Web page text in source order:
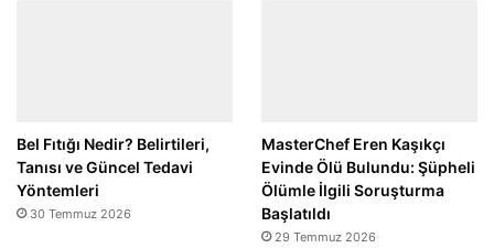
Bel Fıtığı Nedir? Belirtileri,
Tanısı ve Güncel Tedavi
Yöntemleri
30 Temmuz 2026
MasterChef Eren Kaşıkçı
Evinde Ölü Bulundu: Şüpheli
Ölümle İlgili Soruşturma
Başlatıldı
29 Temmuz 2026